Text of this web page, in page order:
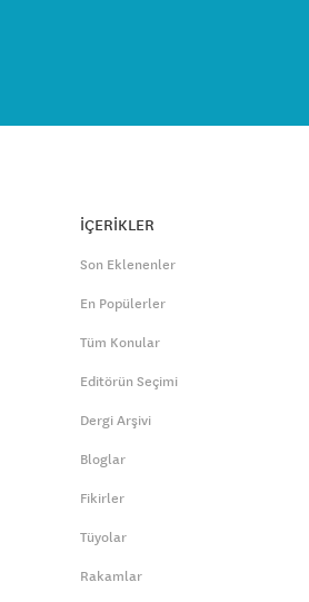
İÇERİKLER
Son Eklenenler
En Popülerler
Tüm Konular
Editörün Seçimi
Dergi Arşivi
Bloglar
Fikirler
Tüyolar
Rakamlar